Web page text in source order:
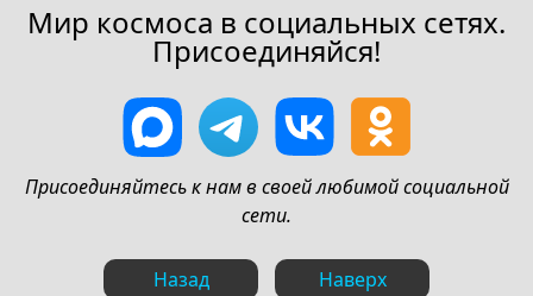
Мир космоса в социальных сетях.
Присоединяйся!
Присоединяйтесь к нам в своей любимой социальной
сети.
Назад Наверх